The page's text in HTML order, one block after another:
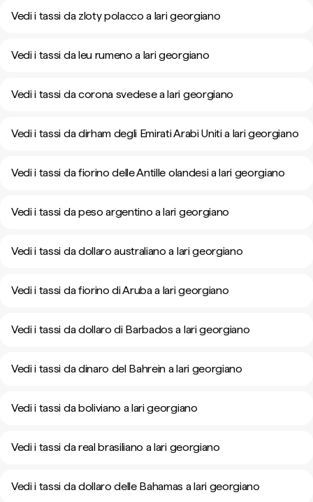
Vedi i tassi da zloty polacco a lari georgiano
Vedi i tassi da leu rumeno a lari georgiano
Vedi i tassi da corona svedese a lari georgiano
Vedi i tassi da dirham degli Emirati Arabi Uniti a lari georgiano
Vedi i tassi da fiorino delle Antille olandesi a lari georgiano
Vedi i tassi da peso argentino a lari georgiano
Vedi i tassi da dollaro australiano a lari georgiano
Vedi i tassi da fiorino di Aruba a lari georgiano
Vedi i tassi da dollaro di Barbados a lari georgiano
Vedi i tassi da dinaro del Bahrein a lari georgiano
Vedi i tassi da boliviano a lari georgiano
Vedi i tassi da real brasiliano a lari georgiano
Vedi i tassi da dollaro delle Bahamas a lari georgiano